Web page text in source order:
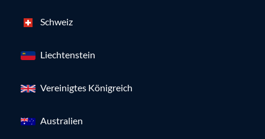
Schweiz
Liechtenstein
Vereinigtes Königreich
Australien